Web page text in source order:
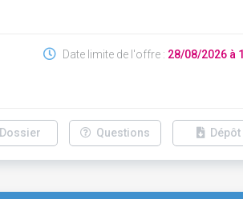
Date limite de l'offre : 28/08/2026 à
Dossier Questions Dépôt